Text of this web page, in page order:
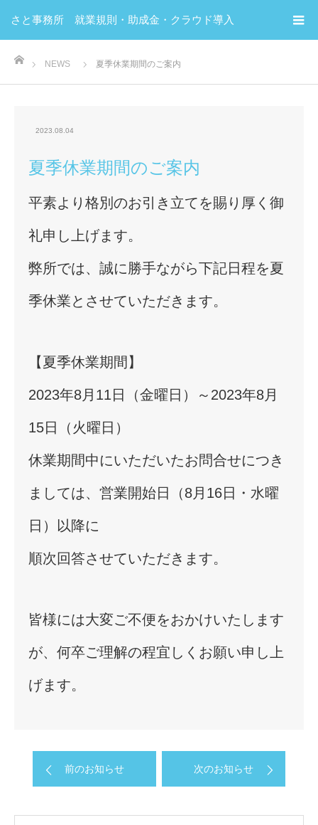
さと事務所 就業規則・助成金・クラウド導入
NEWS
夏季休業期間のご案内
2023.08.04
夏季休業期間のご案内
平素より格別のお引き立てを賜り厚く御
礼申し上げます。
弊所では、誠に勝手ながら下記日程を夏
季休業とさせていただきます。
【夏季休業期間】
2023年8月11日（金曜日）～2023年8月
15日（火曜日）
休業期間中にいただいたお問合せにつき
ましては、営業開始日（8月16日・水曜
日）以降に
順次回答させていただきます。
皆様には大変ご不便をおかけいたします
が、何卒ご理解の程宜しくお願い申し上
げます。
前のお知らせ 次のお知らせ